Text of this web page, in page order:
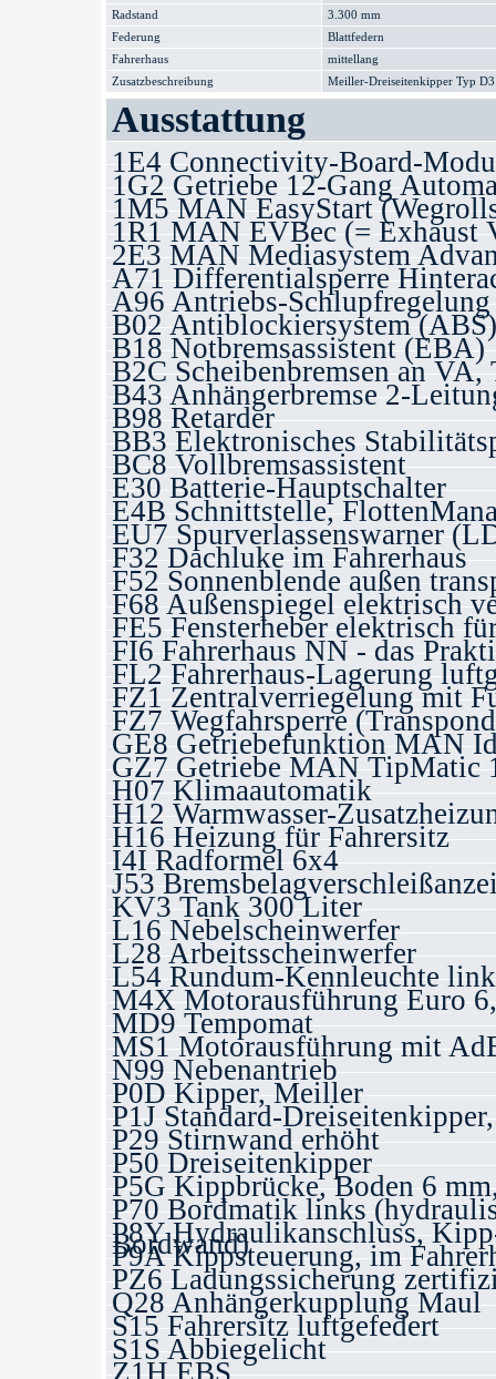
Radstand
3.300 mm
Federung
Blattfedern
Fahrerhaus
mittellang
Zusatzbeschreibung
Meiller-Dreiseitenkipper Typ
Ausstattung
1E4 Connectivity-Board-
1G2 Getriebe 12-Gang
1M5 MAN EasyStart
1R1 MAN EVBec (= Exhaust
2E3 MAN Mediasystem
A71 Differentialsperre
A96 Antriebs-
B02 Antiblockiersystem (ABS)
B18 Notbremsassistent (EBA)
B2C Scheibenbremsen an
B43 Anhängerbremse 2-
B98 Retarder
BB3 Elektronisches
BC8 Vollbremsassistent
E30 Batterie-Hauptschalter
E4B Schnittstelle,
EU7 Spurverlassenswarner
F32 Dachluke im Fahrerhaus
F52 Sonnenblende außen
F68 Außenspiegel elektrisch
FE5 Fensterheber elektrisch
FI6 Fahrerhaus NN - das
FL2 Fahrerhaus-Lagerung
FZ1 Zentralverriegelung mit
FZ7 Wegfahrsperre
GE8 Getriebefunktion MAN
GZ7 Getriebe MAN TipMatic
H07 Klimaautomatik
H12 Warmwasser-
H16 Heizung für Fahrersitz
I4I Radformel 6x4
J53
KV3 Tank 300 Liter
L16 Nebelscheinwerfer
L28 Arbeitsscheinwerfer
L54 Rundum-Kennleuchte
M4X Motorausführung Euro
MD9 Tempomat
MS1 Motorausführung mit
N99 Nebenantrieb
P0D Kipper, Meiller
P1J Standard-
P29 Stirnwand erhöht
P50 Dreiseitenkipper
P5G Kippbrücke, Boden 6
P70 Bordmatik links
Bordwand)
P8Y Hydraulikanschluss,
P9A Kippsteuerung, im
PZ6 Ladungssicherung
Q28 Anhängerkupplung Maul
S15 Fahrersitz luftgefedert
S1S Abbiegelicht
Z1H EBS